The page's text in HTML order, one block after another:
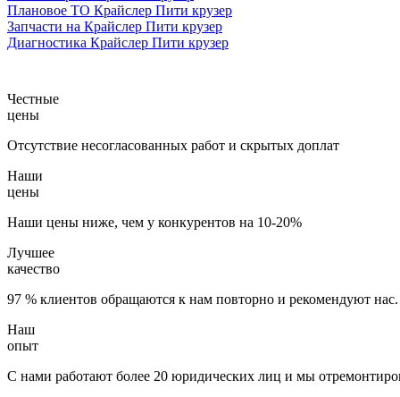
Плановое ТО Крайслер Пити крузер
Запчасти на Крайслер Пити крузер
Диагностика Крайслер Пити крузер
Честные
цены
Отсутствие несогласованных работ и скрытых доплат
Наши
цены
Наши цены ниже, чем у конкурентов на 10-20%
Лучшее
качество
97 % клиентов обращаются к нам повторно и рекомендуют нас.
Наш
опыт
С нами работают более 20 юридических лиц и мы